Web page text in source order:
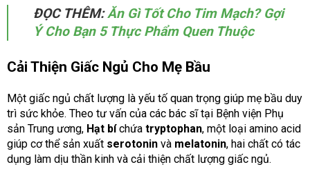
ĐỌC THÊM:Ăn Gì Tốt Cho Tim Mạch? Gợi
Ý Cho Bạn 5 Thực Phẩm Quen Thuộc
Cải Thiện Giấc Ngủ Cho Mẹ Bầu
Một giấc ngủ chất lượng là yếu tố quan trọng giúp mẹ bầu duy
trì sức khỏe. Theo tư vấn của các bác sĩ tại Bệnh viện Phụ
sản Trung ương, Hạt bíchứa tryptophan, một loại amino acid
giúp cơ thể sản xuất serotonin và melatonin, hai chất có tác
dụng làm dịu thần kinh và cải thiện chất lượng giấc ngủ.